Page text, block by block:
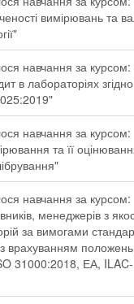
вимірювань та
навчання за курсом:
в лабораторіях
навчання за курсом:
та її
навчання за курсом:
менеджерів з
за вимогами
врахуванням
31000:2018, ЕА, ILAC-